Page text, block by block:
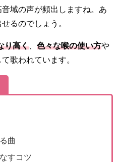
域の声が頻出しますね。あ
るのでしょう。
り高く 色々な喉の使い方や
歌われています。
曲
すコツ